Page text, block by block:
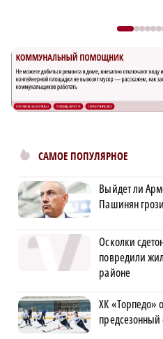
САМОЕ ПОПУЛЯРНОЕ
Выйдет ли
Пашинян
Осколки
повредили
районе
ХК «Торпедо»
предсезонный